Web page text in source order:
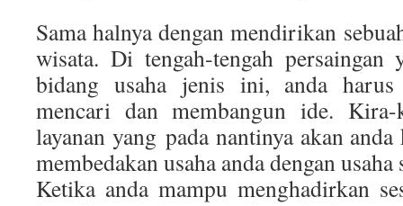
Sama halnya dengan mendirikan
wisata. Di tengah-tengah
bidang usaha jenis ini, anda harus
mencari dan membangun ide.
layanan yang pada nantinya akan
membedakan usaha anda dengan
Ketika anda mampu menghadirkan